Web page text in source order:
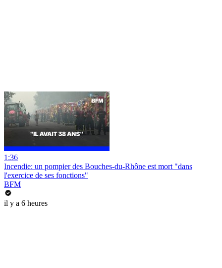
1:36
Incendie: un pompier des Bouches-du-Rhône est mort "dans
l'exercice de ses fonctions"
BFM
il y a 6 heures